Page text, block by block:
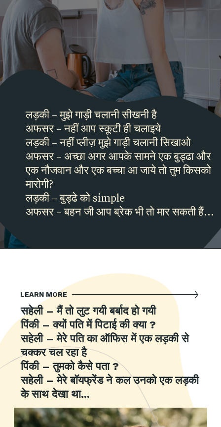
लड़की – मुझे गाड़ी चलानी सीखनी है
अफसर – नहीं आप स्कूटी ही चलाइये
लड़की – नहीं प्लीज़ मुझे गाड़ी चलानी सिखाओ
अफसर – अच्छा अगर आपके सामने एक बुड्ढा और
एक नौजवान और एक बच्चा आ जाये तो तुम किसको
मारोगी?
लड़की – बुड्ढे को simple
अफसर – बहन जी आप ब्रेक भी तो मार सकती हैं...
सहेली – मैं तो लुट गयी बर्बाद हो गयी
पिंकी – क्यों पति में पिटाई की क्या ?
सहेली – मेरे पति का ऑफिस में एक लड़की से
चक्कर चल रहा है
पिंकी – तुमको कैसे पता ?
सहेली – मेरे बॉयफ्रेंड ने कल उनको एक लड़की
के साथ देखा था...
LEARN MORE